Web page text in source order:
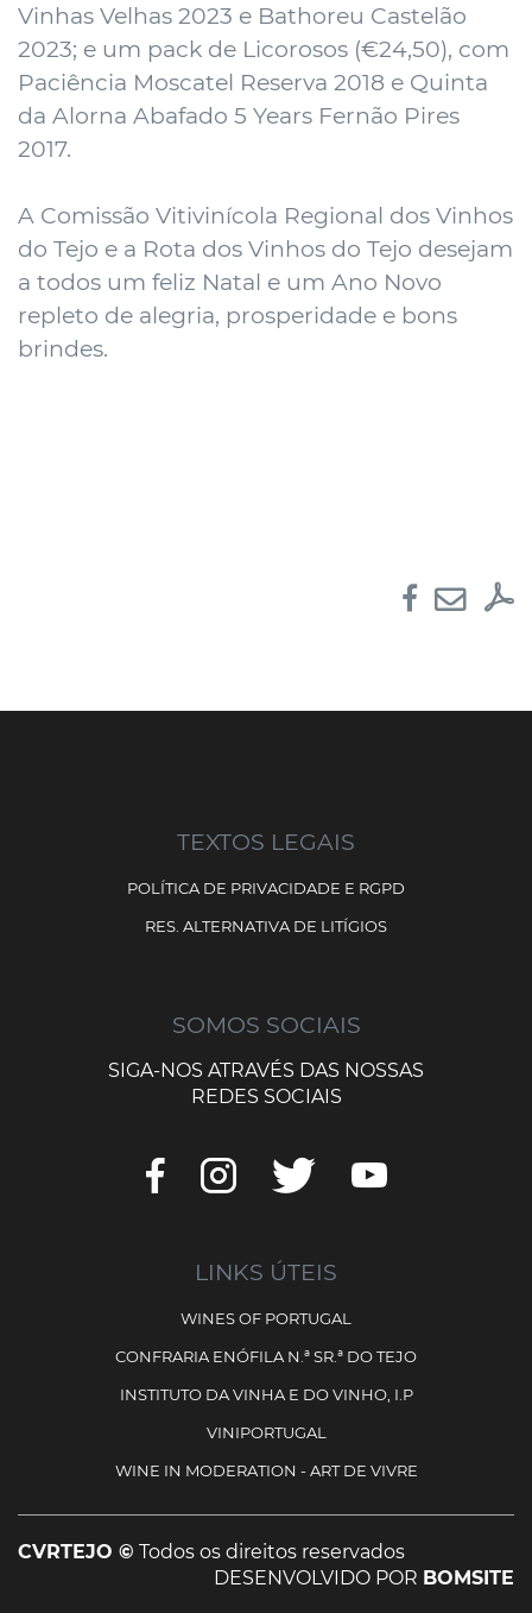
Vinhas Velhas 2023 e Bathoreu Castelão
2023; e um pack de Licorosos (€24,50), com
Paciência Moscatel Reserva 2018 e Quinta
da Alorna Abafado 5 Years Fernão Pires
2017.
A Comissão Vitivinícola Regional dos Vinhos
do Tejo e a Rota dos Vinhos do Tejo desejam
a todos um feliz Natal e um Ano Novo
repleto de alegria, prosperidade e bons
brindes.
TEXTOS LEGAIS
POLÍTICA DE PRIVACIDADE E RGPD
RES. ALTERNATIVA DE LITÍGIOS
SOMOS SOCIAIS
SIGA-NOS ATRAVÉS DAS NOSSAS
REDES SOCIAIS
LINKS ÚTEIS
WINES OF PORTUGAL
CONFRARIA ENÓFILA N.ª SR.ª DO TEJO
INSTITUTO DA VINHA E DO VINHO, I.P
VINIPORTUGAL
WINE IN MODERATION - ART DE VIVRE
CVRTEJO © Todos os direitos reservados
DESENVOLVIDO POR BOMSITE